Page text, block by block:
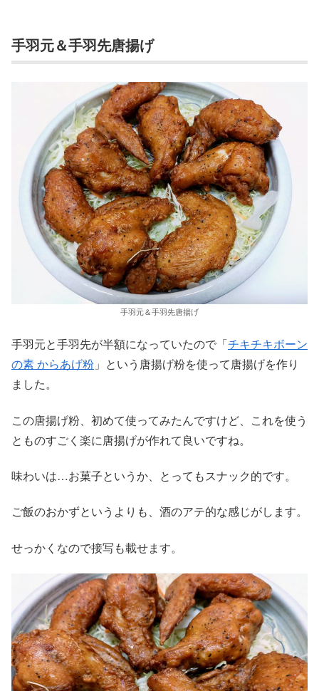
手羽元＆手羽先唐揚げ
手羽元＆手羽先唐揚げ
手羽元と手羽先が半額になっていたので「チキチキボーン
の素 からあげ粉 」という唐揚げ粉を使って唐揚げを作り
ました。
この唐揚げ粉、初めて使ってみたんですけど、これを使う
とものすごく楽に唐揚げが作れて良いですね。
味わいは…お菓子というか、とってもスナック的です。
ご飯のおかずというよりも、酒のアテ的な感じがします。
せっかくなので接写も載せます。